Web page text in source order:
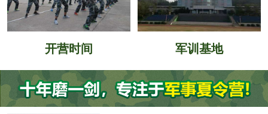
开营时间 军训基地